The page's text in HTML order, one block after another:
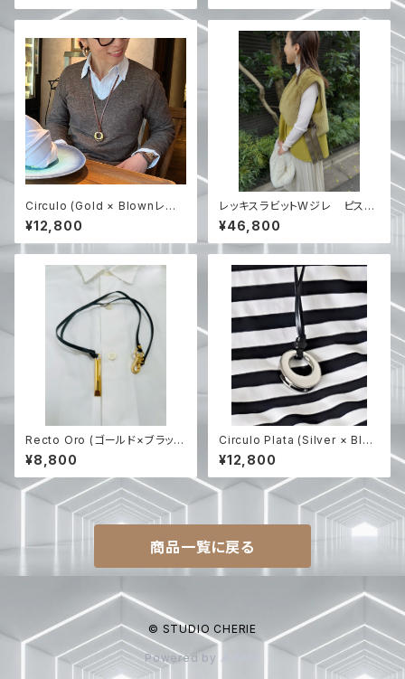
Circulo (Gold × Blownレザ
ー) 【RIEのハンドメイド】
¥12,800
レッキスラビットWジレ ピスタ
チオグリーン 再入荷
¥46,800
Recto Oro (ゴールド×ブラック
レザー紐のみ) 【RIEのハンドメ
イド】
¥8,800
Circulo Plata (Silver × Blac
k レザー) 【RIEのハンドメイド】
¥12,800
商品一覧に戻る
© STUDIO CHERIE
Powered by